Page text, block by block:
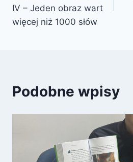
IV – Jeden obraz wart
więcej niż 1000 słów
Podobne wpisy